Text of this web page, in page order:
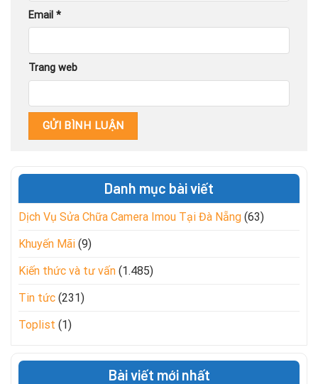
Email *
Trang web
Danh mục bài viết
Dịch Vụ Sửa Chữa Camera Imou Tại Đà Nẵng (63)
Khuyến Mãi (9)
Kiến thức và tư vấn (1.485)
Tin tức (231)
Toplist (1)
Bài viết mới nhất